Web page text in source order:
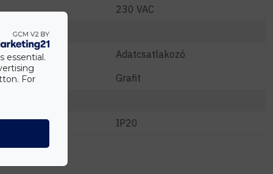
230 VAC
Adatcsatlakozó
Grafit
IP20
essential.
For